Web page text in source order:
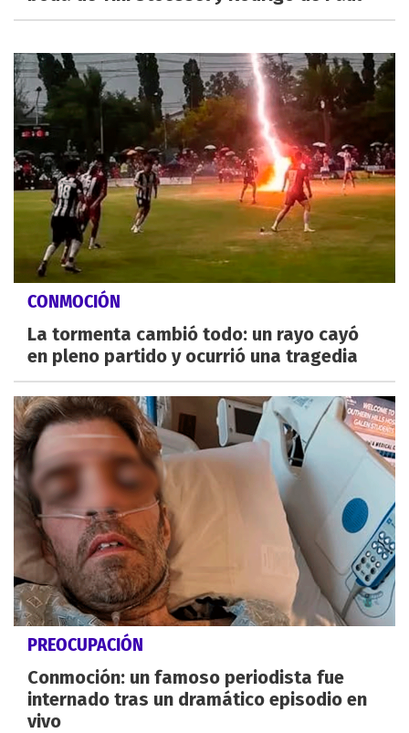
CONMOCIÓN
La tormenta cambió todo: un rayo cayó
en pleno partido y ocurrió una tragedia
PREOCUPACIÓN
Conmoción: un famoso periodista fue
internado tras un dramático episodio en
vivo